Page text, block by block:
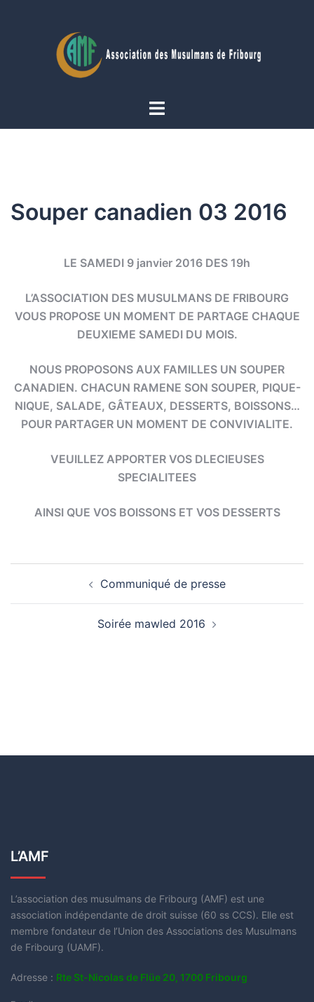
Ouvrir/fermer
Souper canadien 03 2016
LE SAMEDI 9 janvier 2016 DES 19h
L’ASSOCIATION DES MUSULMANS DE FRIBOURG
VOUS PROPOSE UN MOMENT DE PARTAGE CHAQUE
DEUXIEME SAMEDI DU MOIS.
NOUS PROPOSONS AUX FAMILLES UN SOUPER
CANADIEN. CHACUN RAMENE SON SOUPER, PIQUE-
NIQUE, SALADE, GÂTEAUX, DESSERTS, BOISSONS…
POUR PARTAGER UN MOMENT DE CONVIVIALITE.
VEUILLEZ APPORTER VOS DLECIEUSES
SPECIALITEES
AINSI QUE VOS BOISSONS ET VOS DESSERTS
Communiqué de presse
Soirée mawled 2016
L’AMF
L’association des musulmans de Fribourg (AMF) est une
association indépendante de droit suisse (60 ss CCS). Elle est
membre fondateur de l’Union des Associations des Musulmans
de Fribourg (UAMF).
Adresse : Rte St-Nicolas de Flüe 20, 1700 Fribourg